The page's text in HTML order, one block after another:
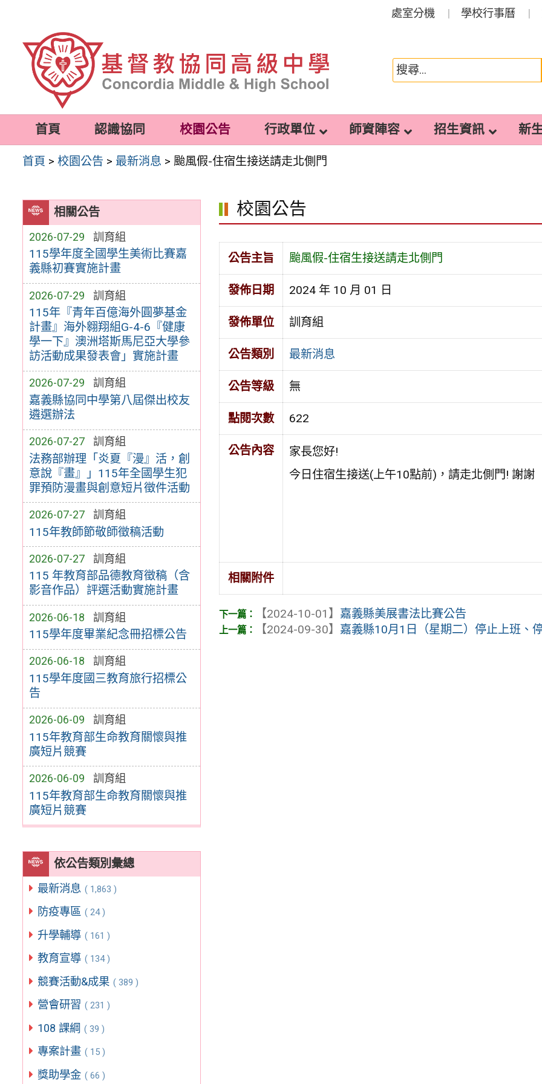
容
處室分機 學校行事曆
首頁 認識協同 校園公告 行政單位 師資陣容 招生資訊 新
首頁 >校園公告 > 最新消息 > 颱風假-住宿生接送請走北側門
相關公告
2026-07-29 訓育組
115學年度全國學生美術比賽嘉
義縣初賽實施計畫
2026-07-29 訓育組
115年『青年百億海外圓夢基金
計畫』海外翱翔組G-4-6『健康
學一下』澳洲塔斯馬尼亞大學參
訪活動成果發表會」實施計畫
2026-07-29 訓育組
嘉義縣協同中學第八屆傑出校友
遴選辦法
2026-07-27 訓育組
法務部辦理「炎夏『漫』活，創
意說『畫』」115年全國學生犯
罪預防漫畫與創意短片徵件活動
2026-07-27 訓育組
115年教師節敬師徵稿活動
2026-07-27 訓育組
115 年教育部品德教育徵稿（含
影音作品）評選活動實施計畫
2026-06-18 訓育組
115學年度畢業紀念冊招標公告
2026-06-18 訓育組
115學年度國三教育旅行招標公
告
2026-06-09 訓育組
115年教育部生命教育關懷與推
廣短片競賽
2026-06-09 訓育組
115年教育部生命教育關懷與推
廣短片競賽
依公告類別彙總
最新消息 ( 1,863 )
防疫專區 ( 24 )
升學輔導 ( 161 )
教育宣導 ( 134 )
競賽活動&成果 ( 389 )
營會研習 ( 231 )
108 課綱 ( 39 )
專案計畫 ( 15 )
獎助學金 ( 66 )
校園公告
公告主旨 颱風假-住宿生接送請走北側門
發佈日期 2024 年 10 月 01 日
發佈單位 訓育組
公告類別 最新消息
公告等級 無
點閱次數 622
公告內容
家長您好!
今日住宿生接送(上午10點前)，請走北側門! 謝謝
相關附件
【2024-10-01】 嘉義縣美展書法比賽公告
【2024-09-30】 嘉義縣10月1日（星期二）停止上班、